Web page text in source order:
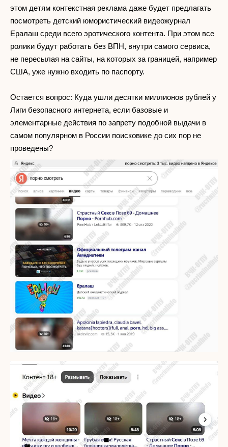
этом детям контекстная реклама даже будет предлагать
посмотреть детский юмористический видеожурнал
Ералаш среди всего эротического контента. При этом все
ролики будут работать без ВПН, внутри самого сервиса,
не пересылая на сайты, на которых за границей, например
США, уже нужно входить по паспорту.
Остается вопрос: Куда ушли десятки миллионов рублей у
Лиги безопасного интернета, если базовые и
элементарные действия по запрету подобной выдачи в
самом популярном в России поисковике до сих пор не
проведены?